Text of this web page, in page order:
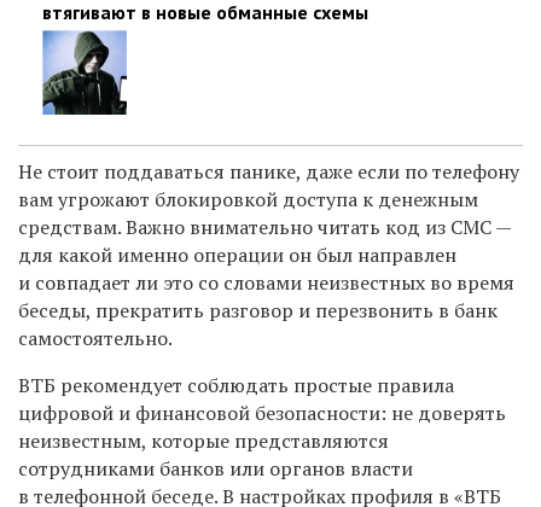
втягивают в новые обманные схемы
Не стоит поддаваться панике, даже если по телефону
вам угрожают блокировкой доступа к денежным
средствам. Важно внимательно читать код из СМС —
для какой именно операции он был направлен
и совпадает ли это со словами неизвестных во время
беседы, прекратить разговор и перезвонить в банк
самостоятельно.
ВТБ рекомендует соблюдать простые правила
цифровой и финансовой безопасности: не доверять
неизвестным, которые представляются
сотрудниками банков или органов власти
в телефонной беседе. В настройках профиля в «ВТБ